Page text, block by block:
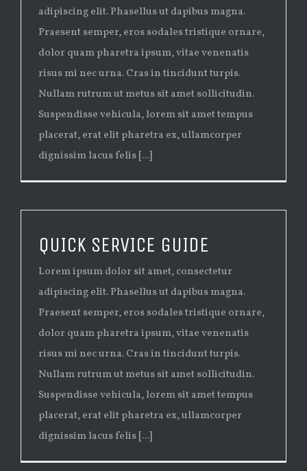
adipiscing elit. Phasellus ut dapibus magna.
Praesent semper, eros sodales tristique ornare,
dolor quam pharetra ipsum, vitae venenatis
risus mi nec urna. Cras in tincidunt turpis.
Nullam rutrum ut metus sit amet sollicitudin.
Suspendisse vehicula, lorem sit amet tempus
placerat, erat elit pharetra ex, ullamcorper
dignissim lacus felis [...]
QUICK SERVICE GUIDE
Lorem ipsum dolor sit amet, consectetur
adipiscing elit. Phasellus ut dapibus magna.
Praesent semper, eros sodales tristique ornare,
dolor quam pharetra ipsum, vitae venenatis
risus mi nec urna. Cras in tincidunt turpis.
Nullam rutrum ut metus sit amet sollicitudin.
Suspendisse vehicula, lorem sit amet tempus
placerat, erat elit pharetra ex, ullamcorper
dignissim lacus felis [...]